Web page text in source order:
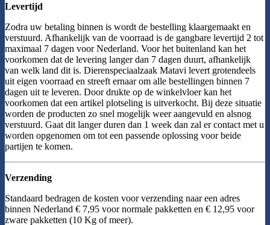
Levertijd
Zodra uw betaling binnen is wordt de bestelling klaargemaakt en
verstuurd. Afhankelijk van de voorraad is de gangbare levertijd 2 tot
maximaal 7 dagen voor Nederland. Voor het buitenland kan het
voorkomen dat de levering langer dan 7 dagen duurt, afhankelijk
van welk land dit is. Dierenspeciaalzaak Matavi levert grotendeels
uit eigen voorraad en streeft ernaar om alle bestellingen binnen 7
dagen uit te leveren. Door drukte op de winkelvloer kan het
voorkomen dat een artikel plotseling is uitverkocht. Bij deze situatie
worden de producten zo snel mogelijk weer aangevuld en alsnog
verstuurd. Gaat dit langer duren dan 1 week dan zal er contact met u
worden opgenomen om tot een passende oplossing voor beide
partijen te komen.
Verzending
Standaard bedragen de kosten voor verzending naar een adres
binnen Nederland € 7,95 voor normale pakketten en € 12,95 voor
zware pakketten (10 Kg of meer).